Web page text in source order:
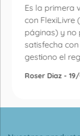
Es la primera
con FlexiLivre
páginas) y no
satisfecha
gestiono el
Roser Diaz -